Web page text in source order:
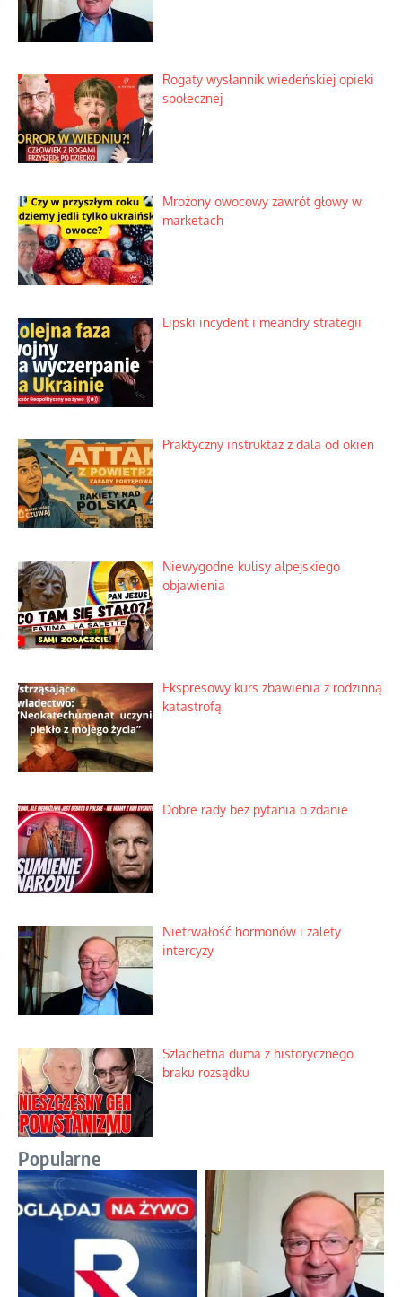
Rogaty wysłannik wiedeńskiej opieki
społecznej
Mrożony owocowy zawrót głowy w
marketach
Lipski incydent i meandry strategii
Praktyczny instruktaż z dala od okien
Niewygodne kulisy alpejskiego
objawienia
Ekspresowy kurs zbawienia z rodzinną
katastrofą
Dobre rady bez pytania o zdanie
Nietrwałość hormonów i zalety
intercyzy
Szlachetna duma z historycznego
braku rozsądku
Popularne